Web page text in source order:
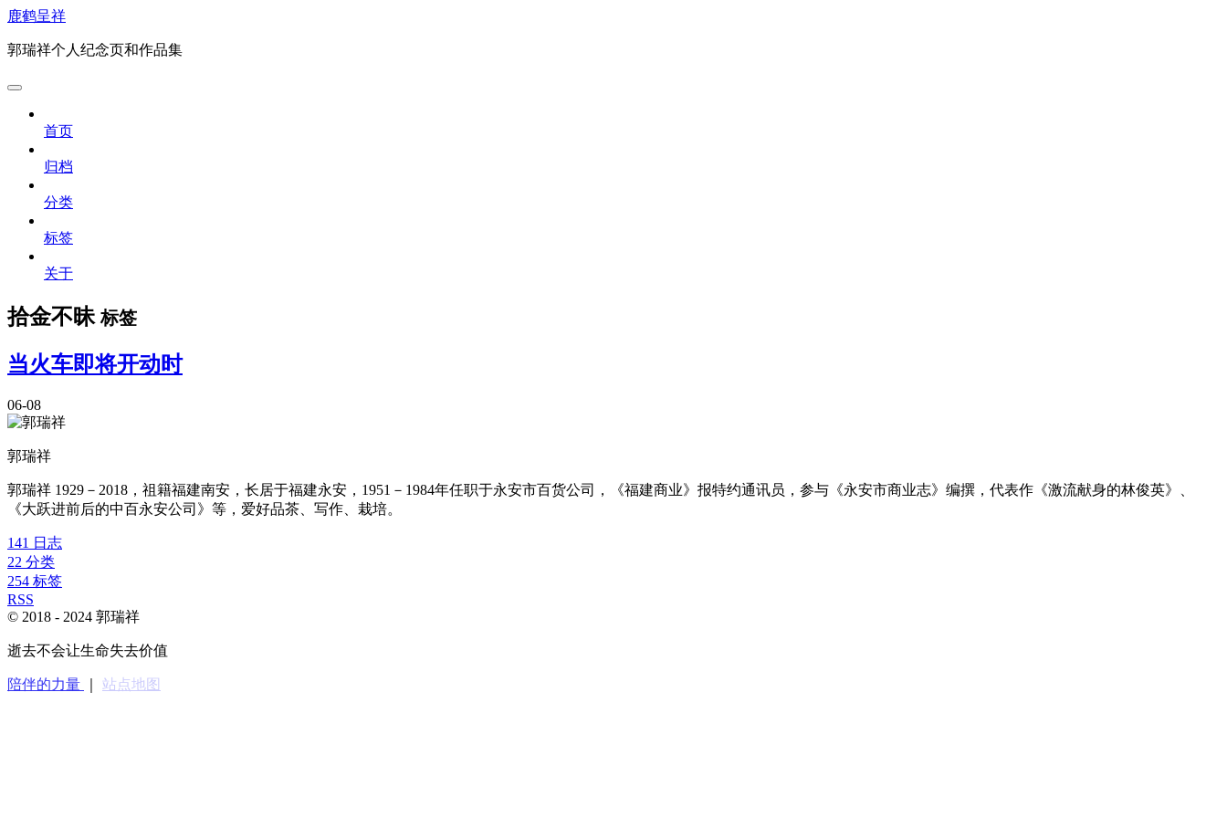
鹿鹤呈祥
郭瑞祥个人纪念页和作品集
首页
归档
分类
标签
关于
拾金不昧标签
当火车即将开动时
06-08
郭瑞祥
郭瑞祥 1929－2018，祖籍福建南安，长居于福建永安，1951－1984年任职于永安市百货公司，《福建商业》报特约通讯员，参与《永安市商业志》编撰，代表作《激流献身的林俊英》、
《大跃进前后的中百永安公司》等，爱好品茶、写作、栽培。
141 日志
22 分类
254 标签
RSS
© 2018 - 2024 郭瑞祥
逝去不会让生命失去价值
陪伴的力量 站点地图